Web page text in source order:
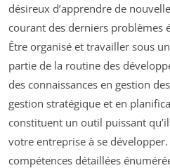
désireux d’apprendre de
courant des derniers problèmes
Être organisé et travailler sous
partie de la routine des
des connaissances en gestion
gestion stratégique et en
constituent un outil puissant
votre entreprise à se
compétences détaillées